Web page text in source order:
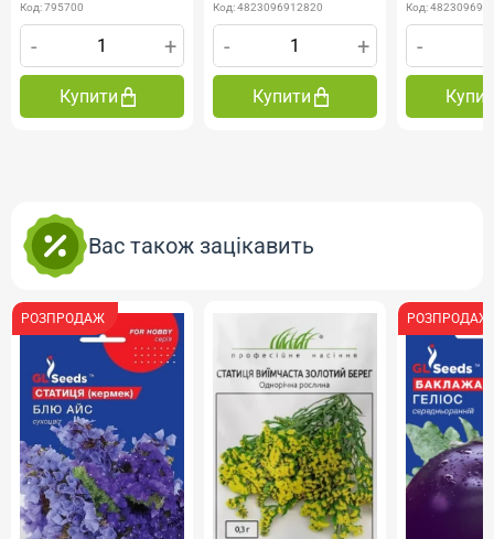
Код: 795700
- +
Купити
Код: 4823096912820
- +
Купити
Код:
-
Вас також зацікавить
РОЗПРОДАЖ РОЗПРОДАЖ